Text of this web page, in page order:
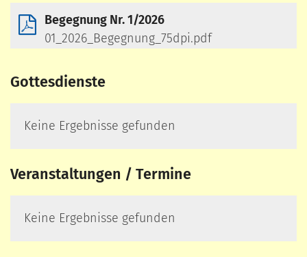
Begegnung Nr. 1/2026
01_2026_Begegnung_75dpi.pdf
Gottesdienste
Keine Ergebnisse gefunden
Veranstaltungen / Termine
Keine Ergebnisse gefunden